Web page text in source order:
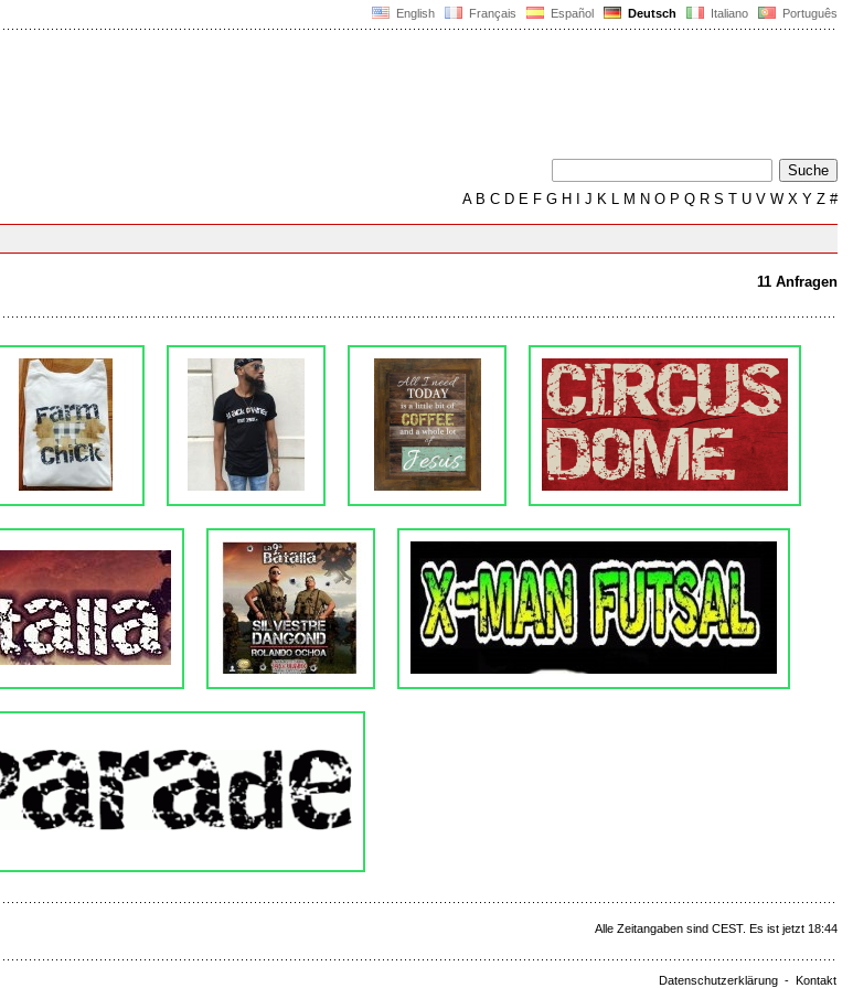
English Français Español Deutsch Italiano Português
AB C D E F G H J K L M N O P Q R S T U V W X Y Z #
11 Anfragen
Alle Zeitangaben sind CEST. Es ist jetzt 18:44
Datenschutzerklärung - Kontakt